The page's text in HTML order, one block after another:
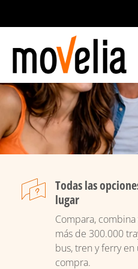
Todas las
lugar
Compara, combina
más de 300.000
bus, tren y ferry en
compra.